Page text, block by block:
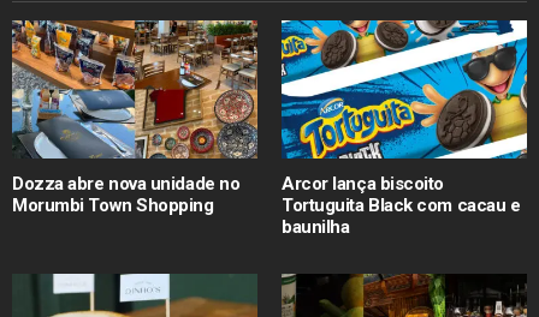
Dozza abre nova unidade no
Morumbi Town Shopping
Arcor lança biscoito
Tortuguita Black com cacau e
baunilha